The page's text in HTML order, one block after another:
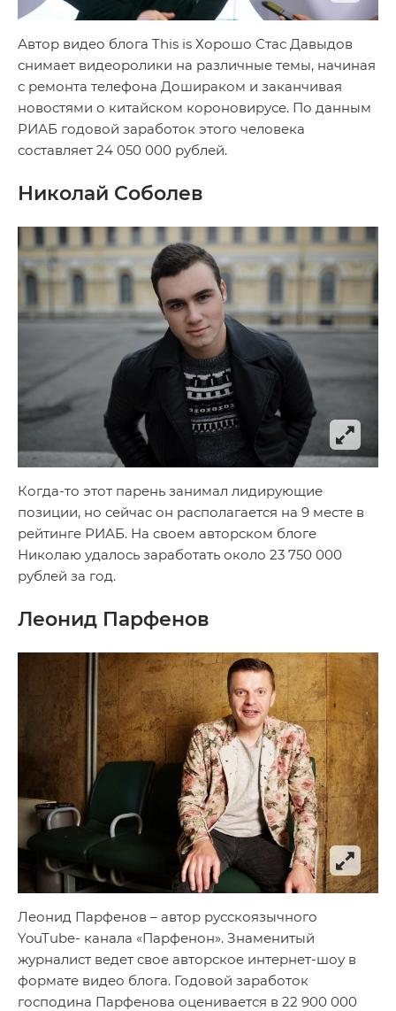
Автор видео блога This is Хорошо Стас Давыдов
снимает видеоролики на различные темы, начиная
с ремонта телефона Дошираком и заканчивая
новостями о китайском короновирусе. По данным
РИАБ годовой заработок этого человека
составляет 24 050 000 рублей.
Николай Соболев
Когда-то этот парень занимал лидирующие
позиции, но сейчас он располагается на 9 месте в
рейтинге РИАБ. На своем авторском блоге
Николаю удалось заработать около 23 750 000
рублей за год.
Леонид Парфенов
Леонид Парфенов – автор русскоязычного
YouTube- канала «Парфенон». Знаменитый
журналист ведет свое авторское интернет-шоу в
формате видео блога. Годовой заработок
господина Парфенова оценивается в 22 900 000